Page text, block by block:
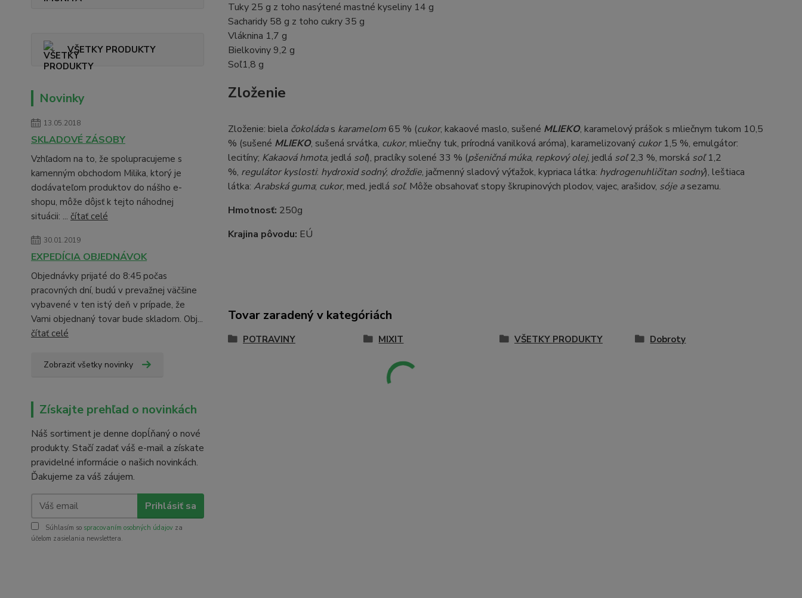
VŠETKY PRODUKTY
Novinky
13.05.2018
SKLADOVÉ ZÁSOBY
Vzhľadom na to, že spolupracujeme s
kamenným obchodom Milika, ktorý je
dodávateľom produktov do nášho e-
shopu, môže dôjsť k tejto náhodnej
situácii: ... čítať celé
30.01.2019
EXPEDÍCIA OBJEDNÁVOK
Objednávky prijaté do 8:45 počas
pracovných dní, budú v prevažnej väčšine
vybavené v ten istý deň v prípade, že
Vami objednaný tovar bude skladom. Obj...
čítať celé
Zobraziť všetky novinky
Získajte prehľad o novinkách
Náš sortiment je denne dopĺňaný o nové
produkty. Stačí zadať váš e-mail a získate
pravidelné informácie o našich novinkách.
Ďakujeme za váš záujem.
Prihlásiť sa
Súhlasím so spracovaním osobných údajov za
účelom zasielania newslettera.
Tuky 25 g z toho nasýtené mastné kyseliny 14 g
Sacharidy 58 g z toho cukry 35 g
Vláknina 1,7 g
Bielkoviny 9,2 g
Soľ1,8 g
Zloženie
Zloženie: biela čokoládas karamelom65 % (cukor, kakaové maslo, sušené MLIEKO, karamelový prášok s mliečnym tukom 10,5
% (sušené MLIEKO, sušená srvátka, cukor, mliečny tuk, prírodná vanilková aróma), karamelizovaný cukor1,5 %, emulgátor:
lecitíny; Kakaová hmota, jedlá soľ), praclíky solené 33 % (pšeničná múka, repkový olej, jedlá soľ2,3 %, morská soľ1,2
%, regulátor kyslosti: hydroxid sodný; droždie, jačmenný sladový výťažok, kypriaca látka: hydrogenuhličitan sodný), leštiaca
látka: Arabská guma; cukor, med, jedlá soľ. Môže obsahovať stopy škrupinových plodov, vajec, arašidov, sóje asezamu.
Hmotnosť: 250g
Krajina pôvodu: EÚ
Tovar zaradený v kategóriách
POTRAVINY MIXIT VŠETKY PRODUKTY Dobroty